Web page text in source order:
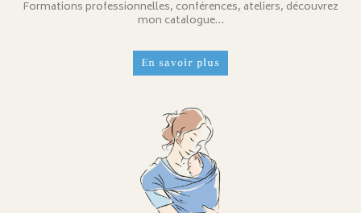
Formations professionnelles, conférences, ateliers, découvrez
mon catalogue…
En savoir plus